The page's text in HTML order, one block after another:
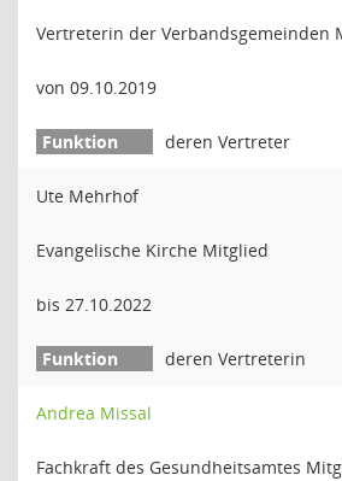
Vertreterin der Verbandsgemeinden
von 09.10.2019
deren Vertreter
Ute Mehrhof
Evangelische Kirche Mitglied
bis 27.10.2022
deren Vertreterin
Andrea Missal
Fachkraft des Gesundheitsamtes